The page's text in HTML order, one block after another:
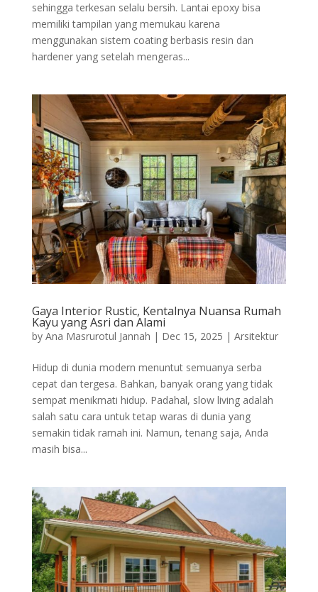
sehingga terkesan selalu bersih. Lantai epoxy bisa
memiliki tampilan yang memukau karena
menggunakan sistem coating berbasis resin dan
hardener yang setelah mengeras...
Gaya Interior Rustic, Kentalnya Nuansa Rumah
Kayu yang Asri dan Alami
by Ana Masrurotul Jannah | Dec 15, 2025 | Arsitektur
Hidup di dunia modern menuntut semuanya serba
cepat dan tergesa. Bahkan, banyak orang yang tidak
sempat menikmati hidup. Padahal, slow living adalah
salah satu cara untuk tetap waras di dunia yang
semakin tidak ramah ini. Namun, tenang saja, Anda
masih bisa...